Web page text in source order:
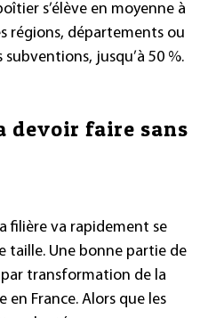
s’élève en moyenne à
régions, départements ou
jusqu’à 50 %.
devoir faire sans
filière va rapidement se
taille. Une bonne partie de
transformation de la
France. Alors que les